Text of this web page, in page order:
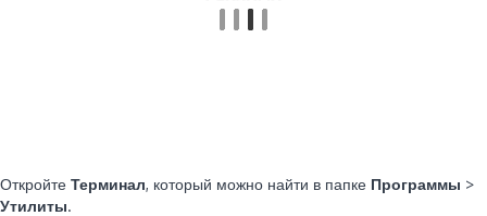
Откройте Терминал, который можно найти в папке Программы >
Утилиты.